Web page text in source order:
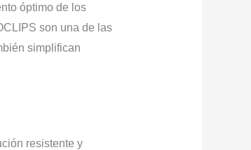
óptimo de los
son una de las
simplifican
resistente y